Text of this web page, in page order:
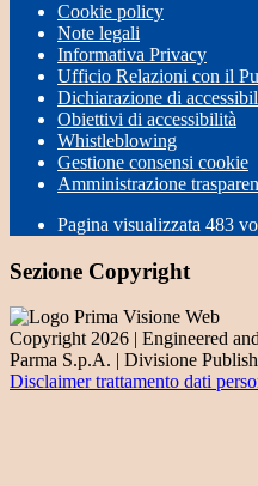
Cookie policy
Note legali
Informativa Privacy
Ufficio Relazioni con il
Dichiarazione di
Obiettivi di accessibilità
Whistleblowing
Gestione consensi cookie
Amministrazione
Pagina visualizzata 483
Sezione Copyright
Copyright 2026 | Engineered
Parma S.p.A. | Divisione
Disclaimer trattamento dati